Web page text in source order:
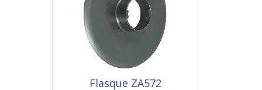
Flasque ZA572